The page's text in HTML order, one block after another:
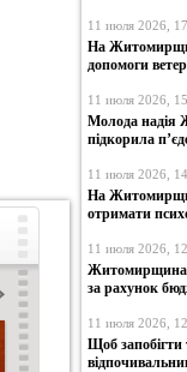
11 июля 2026,
На
допомоги
11 июля 2026,
Молода надія
підкорила
11 июля 2026,
На
отримати
11 июля 2026,
Житомирщина
за рахунок
11 июля 2026,
Щоб запобігти